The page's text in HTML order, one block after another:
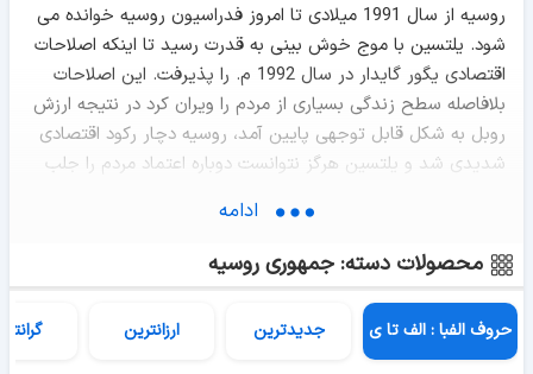
روسیه از سال 1991 میلادی تا امروز فدراسیون روسیه خوانده می
شود. یلتسین با موج خوش بینی به قدرت رسید تا اینکه اصلاحات
اقتصادی یگور گایدار در سال 1992 م. را پذیرفت. این اصلاحات
بلافاصله سطح زندگی بسیاری از مردم را ویران کرد در نتیجه ارزش
روبل به شکل قابل توجهی پایین آمد، روسیه دچار رکود اقتصادی
شدیدی شد و یلتسین هرگز نتوانست دوباره اعتماد مردم را جلب
احترامی آنها به اتحادهای منسجم، قوه مقننه را آشفته جلوه داد. در
سال 1993 میلادی ، اختلاف یلتسین با رهبر پارلمان به بحران
سپتامبر - اکتبر 1993 منجر شد، راه حل او برای بحران این بود که
کاخ سفید روسیه منفجر و مخالفان خود را تیر باران کند. این
اقدام غیر قانونی وی منجر به یک درگیری مدنی جدی شد.
ادامه
محصولات دسته: جمهوری روسیه
حروف الفبا : الف تا ی جدیدترین ارزانترین